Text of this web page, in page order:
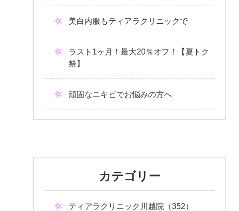
美白内服もティアラクリニックで
ラスト1ヶ月！最大20％オフ！【夏トク
祭】
頑固なニキビでお悩みの方へ
カテゴリー
ティアラクリニック川越院（352）